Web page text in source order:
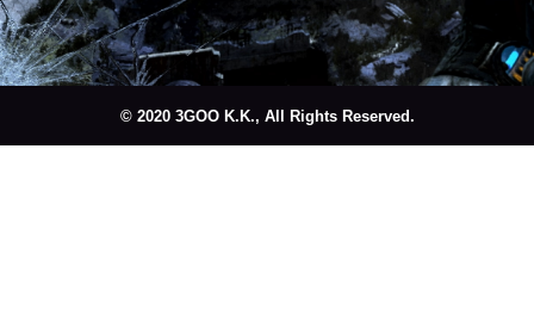
© 2020 3GOO K.K., All Rights Reserved.